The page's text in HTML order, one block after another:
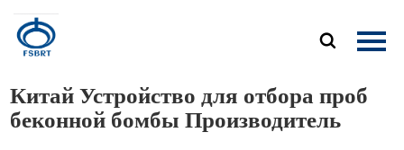

Главная
Китай Устройство для отбора проб
беконной бомбы Производитель